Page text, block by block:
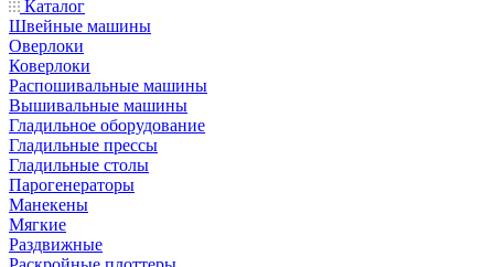
Каталог
Швейные машины
Оверлоки
Коверлоки
Распошивальные машины
Вышивальные машины
Гладильное оборудование
Гладильные прессы
Гладильные столы
Парогенераторы
Манекены
Мягкие
Раздвижные